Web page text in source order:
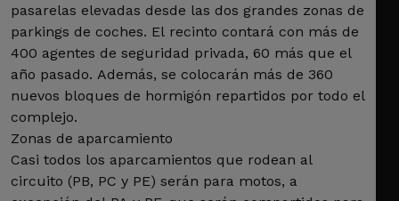
pasarelas elevadas desde las dos grandes zonas de
parkings de coches. El recinto contará con más de
400 agentes de seguridad privada, 60 más que el
año pasado. Además, se colocarán más de 360
nuevos bloques de hormigón repartidos por todo el
complejo.
Zonas de aparcamiento
Casi todos los aparcamientos que rodean al
circuito (PB, PC y PE) serán para motos, a